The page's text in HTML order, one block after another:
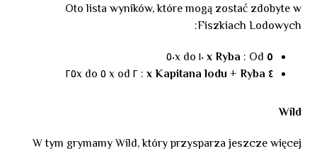
Oto lista wyników, które mogą zostać zdobyte w
Fiszkiach Lodowych:
٥ x Ryba : Od ١٠ do ٥٠x
٤ x Kapitana lodu + Ryba
: ٢ x od ٥ do ٢٥x
Wild
W tym grymamy Wild, który przysparza jeszcze więcej